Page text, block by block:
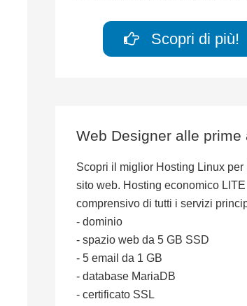
Scopri di più!
Web Designer alle prime
Scopri il miglior Hosting Linux per
sito web. Hosting economico LITE
comprensivo di tutti i servizi
- dominio
- spazio web da 5 GB SSD
- 5 email da 1 GB
- database MariaDB
- certificato SSL